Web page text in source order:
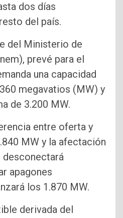
dos días
del país.
del Ministerio de
prevé para el
una capacidad
megavatios (MW) y
de 3.200 MW.
entre oferta y
MW y la afectación
desconectará
apagones
los 1.870 MW.
derivada del